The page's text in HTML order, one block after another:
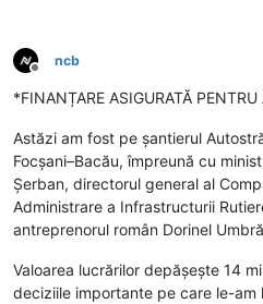
Deconectat
ncb
*FINANȚARE ASIGURATĂ
Astăzi am fost pe șantierul
Focșani–Bacău, împreună cu
Șerban, directorul general al
Administrare a Infrastructurii
antreprenorul român Dorinel
Valoarea lucrărilor depășește 14
deciziile importante pe care le-am